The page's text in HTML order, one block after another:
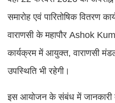
समारोह एवं पारितोषिक वितरण
वाराणसी के महापौर Ashok
कार्यक्रम में आयुक्त, वाराणसी
उपस्थिति भी रहेगी।
इस आयोजन के संबंध में जानकारी